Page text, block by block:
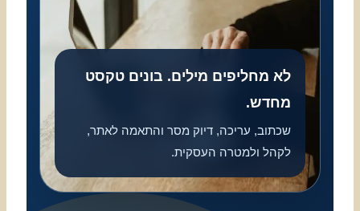
לא מחליפים מילים. בונים טקסט
מחדש.
שכתוב, עריכה, דיוק מסר והתאמה לאתר,
לקהל ולמטרה העסקית.